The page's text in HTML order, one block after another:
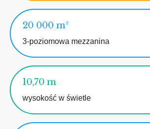
20 000 m²
3-poziomowa mezzanina
10,70 m
wysokość w świetle